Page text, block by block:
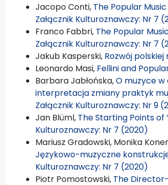
Jacopo Conti, The Popular
Załącznik Kulturoznawczy: Nr 7
Franco Fabbri, The Popular
Załącznik Kulturoznawczy: Nr 7
Jakub Kasperski, Rozwój
Leonardo Masi, Fellini and
Barbara Jabłońska,O muzyce w
interpretacja zmiany praktyk
Załącznik Kulturoznawczy: Nr 9
Jan Blüml, The Starting Points of
Kulturoznawczy: Nr 7 (2020)
Mariusz Gradowski, Monika
Językowo-muzyczne
Kulturoznawczy: Nr 7 (2020)
Piotr Pomostowski, The